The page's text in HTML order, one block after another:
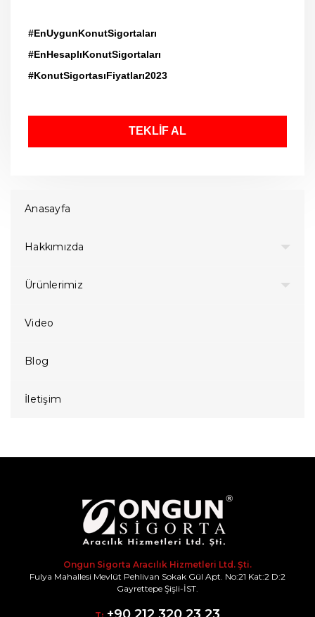
#EnUygunKonutSigortaları
#EnHesaplıKonutSigortaları
#KonutSigortasıFiyatları2023
TEKLİF AL
Anasayfa
Hakkımızda
Ürünlerimiz
Video
Blog
İletişim
Ongun Sigorta Aracılık Hizmetleri Ltd. Şti.
Fulya Mahallesi Mevlüt Pehlivan Sokak Gül Apt. No:21 Kat:2 D:2
Gayrettepe Şişli-İST.